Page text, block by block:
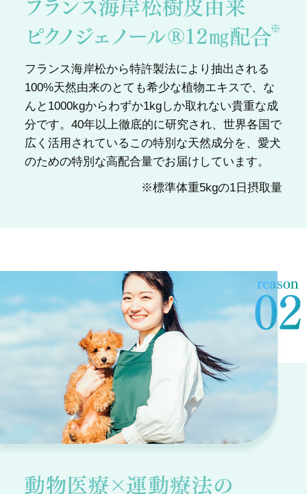
フランス海岸松から特許製法により抽出される
100%天然由来のとても希少な植物エキスで、な
んと1000kgからわずか1kgしか取れない貴重な成
分です。40年以上徹底的に研究され、世界各国で
広く活用されているこの特別な天然成分を、愛犬
のための特別な高配合量でお届けしています。
※標準体重5kgの1日摂取量